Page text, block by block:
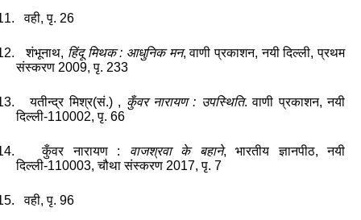
वही,पृ. 26
शंभूनाथ, हिंदू मिथक: आधुनिक मन, वाणी प्रकाशन,नयी दिल्ली,प्रथम
संस्करण 2009,पृ. 233
यतीन्द्र मिश्र(सं.) , कुँवर नारायण: उपस्थिति.वाणी प्रकाशन, नयी
दिल्ली-110002, पृ. 66
कुँवर नारायण: वाजश्रवा के बहाने, भारतीय ज्ञानपीठ,नयी
दिल्ली-110003,चौथा संस्करण 2017,पृ. 7
वही,पृ. 96